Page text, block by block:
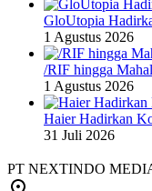
GloUtopia
1 Agustus 2026
/RIF hingga
1 Agustus 2026
Haier Hadirkan
31 Juli 2026
PT NEXTINDO